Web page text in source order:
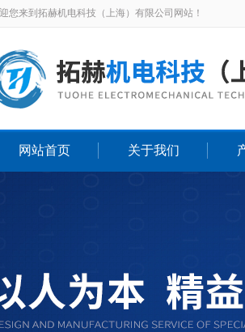
您来到拓赫机电科技（上海）有限公司网站！
网站首页 关于我们